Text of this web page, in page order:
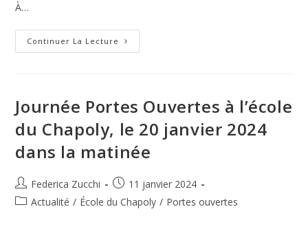
À…
Continuer La Lecture Défi
Déchets
Journée Portes Ouvertes à l’école
du Chapoly, le 20 janvier 2024
dans la matinée
Auteur/autrice
de
Federica Zucchi
Publication
publiée :
11 janvier 2024
PostActualité / École du Chapoly / Portes ouvertes